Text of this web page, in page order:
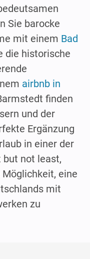
Sie barocke
mit einem Bad
die historische
airbnb in
finden
und der
Ergänzung
in einer der
but not least,
Möglichkeit, eine
mit
zu